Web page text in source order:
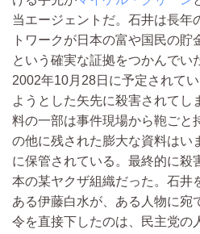
当エージェントだ。石井は長年
トワークが日本の富や国民の貯
という確実な証拠をつかんでい
2002年10月28日に予定されて
ようとした矢先に殺害されてし
料の一部は事件現場から鞄ごと
の他に残された膨大な資料はい
に保管されている。最終的に殺
本の某ヤクザ組織だった。石井
ある伊藤白水が、ある人物に宛
令を直接下したのは、民主党の